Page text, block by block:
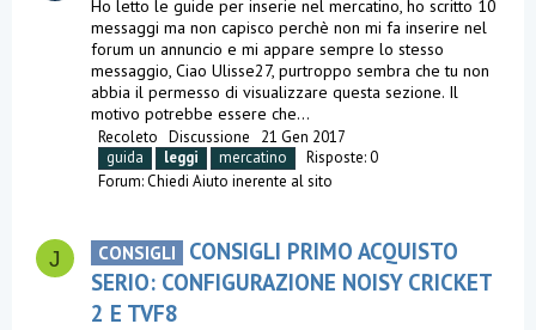
Ho letto le guide per inserie nel mercatino, ho scritto 10
messaggi ma non capisco perchè non mi fa inserire nel
forum un annuncio e mi appare sempre lo stesso
messaggio, Ciao Ulisse27, purtroppo sembra che tu non
abbia il permesso di visualizzare questa sezione. Il
motivo potrebbe essere che...
Recoleto Discussione
21 Gen 2017
guida
leggi mercatino
Risposte: 0
Forum:Chiedi Aiuto inerente al sito
J CONSIGLI
CONSIGLI PRIMO ACQUISTO
SERIO: CONFIGURAZIONE NOISY CRICKET
2 E TVF8